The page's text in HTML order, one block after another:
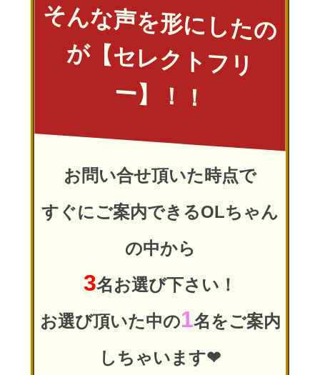
そ
ん
な
声
を
形
に
し
た
の
が
【
セ
レ
ク
ト
フ
リ
ー
】
！
！
お問い合せ頂いた時点で
すぐにご案内できるOLちゃん
の中から
3名お選び下さい！
お選び頂いた中の1名をご案内
しちゃいます❤